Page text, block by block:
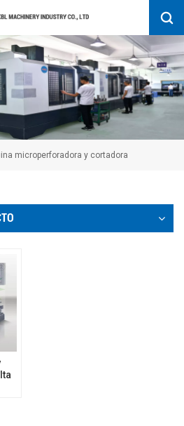
microperforadora y cortadora